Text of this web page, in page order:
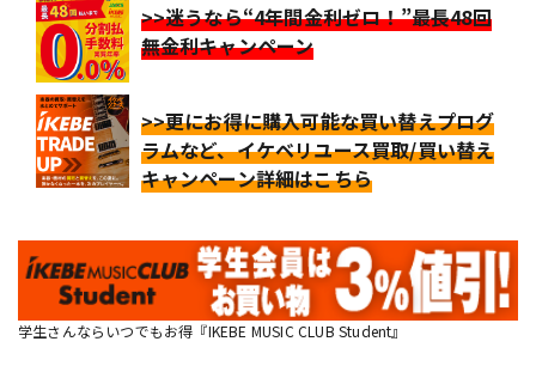
>>迷うなら“4年間金利ゼロ！”最長48回
無金利キャンペーン
>>更にお得に購入可能な買い替えプログ
ラムなど、イケベリユース買取/買い替え
キャンペーン詳細はこちら
学生さんならいつでもお得『IKEBE MUSIC CLUB Student』